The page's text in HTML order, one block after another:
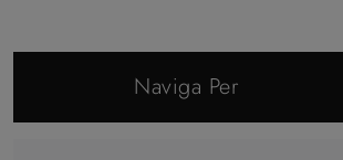
Naviga Per